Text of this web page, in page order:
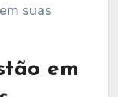
suas
em